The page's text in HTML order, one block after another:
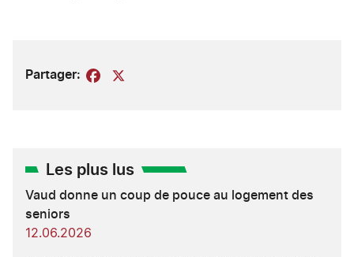
Partager: Facebook
Les plus lus
Vaud donne un coup de pouce au logement des
seniors
12.06.2026